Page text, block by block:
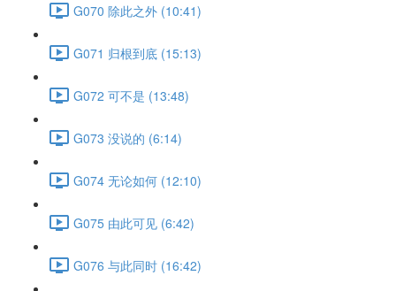
G070 除此之外 (10:41)
G071 归根到底 (15:13)
G072 可不是 (13:48)
G073 没说的 (6:14)
G074 无论如何 (12:10)
G075 由此可见 (6:42)
G076 与此同时 (16:42)